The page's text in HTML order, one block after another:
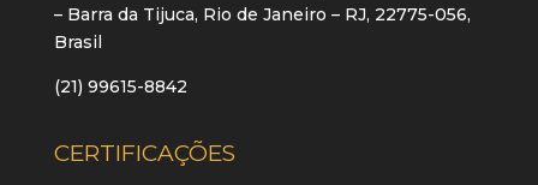
– Barra da Tijuca, Rio de Janeiro – RJ, 22775-056,
Brasil
(21) 99615-8842
CERTIFICAÇÕES